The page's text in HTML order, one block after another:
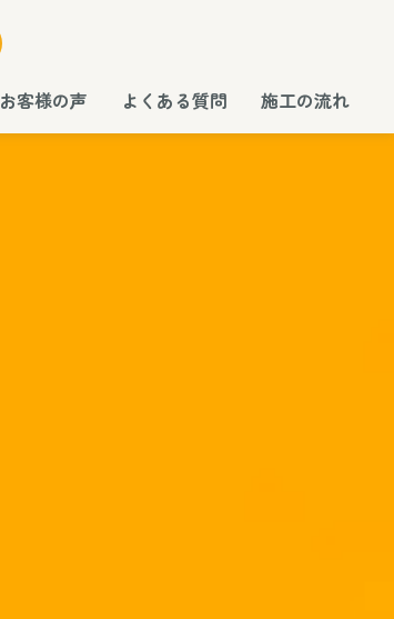
お客様の声 よくある質問 施工の流れ